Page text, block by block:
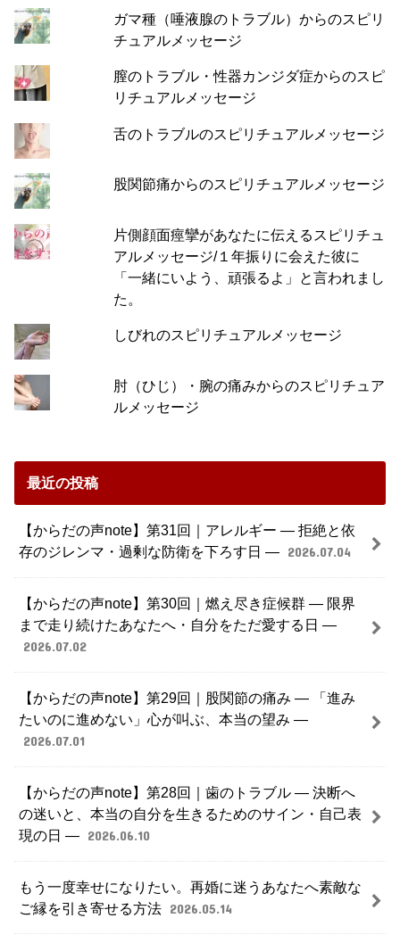
ガマ種（唾液腺のトラブル）からのスピリ
チュアルメッセージ
膣のトラブル・性器カンジダ症からのスピ
リチュアルメッセージ
舌のトラブルのスピリチュアルメッセージ
股関節痛からのスピリチュアルメッセージ
片側顔面痙攣があなたに伝えるスピリチュ
アルメッセージ/１年振りに会えた彼に
「一緒にいよう、頑張るよ」と言われまし
た。
しびれのスピリチュアルメッセージ
肘（ひじ）・腕の痛みからのスピリチュア
ルメッセージ
最近の投稿
【からだの声note】第31回｜アレルギー ― 拒絶と依
存のジレンマ・過剰な防衛を下ろす日 ― 2026.07.04
【からだの声note】第30回｜燃え尽き症候群 ― 限界
まで走り続けたあなたへ・自分をただ愛する日 ―
2026.07.02
【からだの声note】第29回｜股関節の痛み ― 「進み
たいのに進めない」心が叫ぶ、本当の望み ―
2026.07.01
【からだの声note】第28回｜歯のトラブル ― 決断へ
の迷いと、本当の自分を生きるためのサイン・自己表
現の日 ― 2026.06.10
もう一度幸せになりたい。再婚に迷うあなたへ素敵な
ご縁を引き寄せる方法 2026.05.14